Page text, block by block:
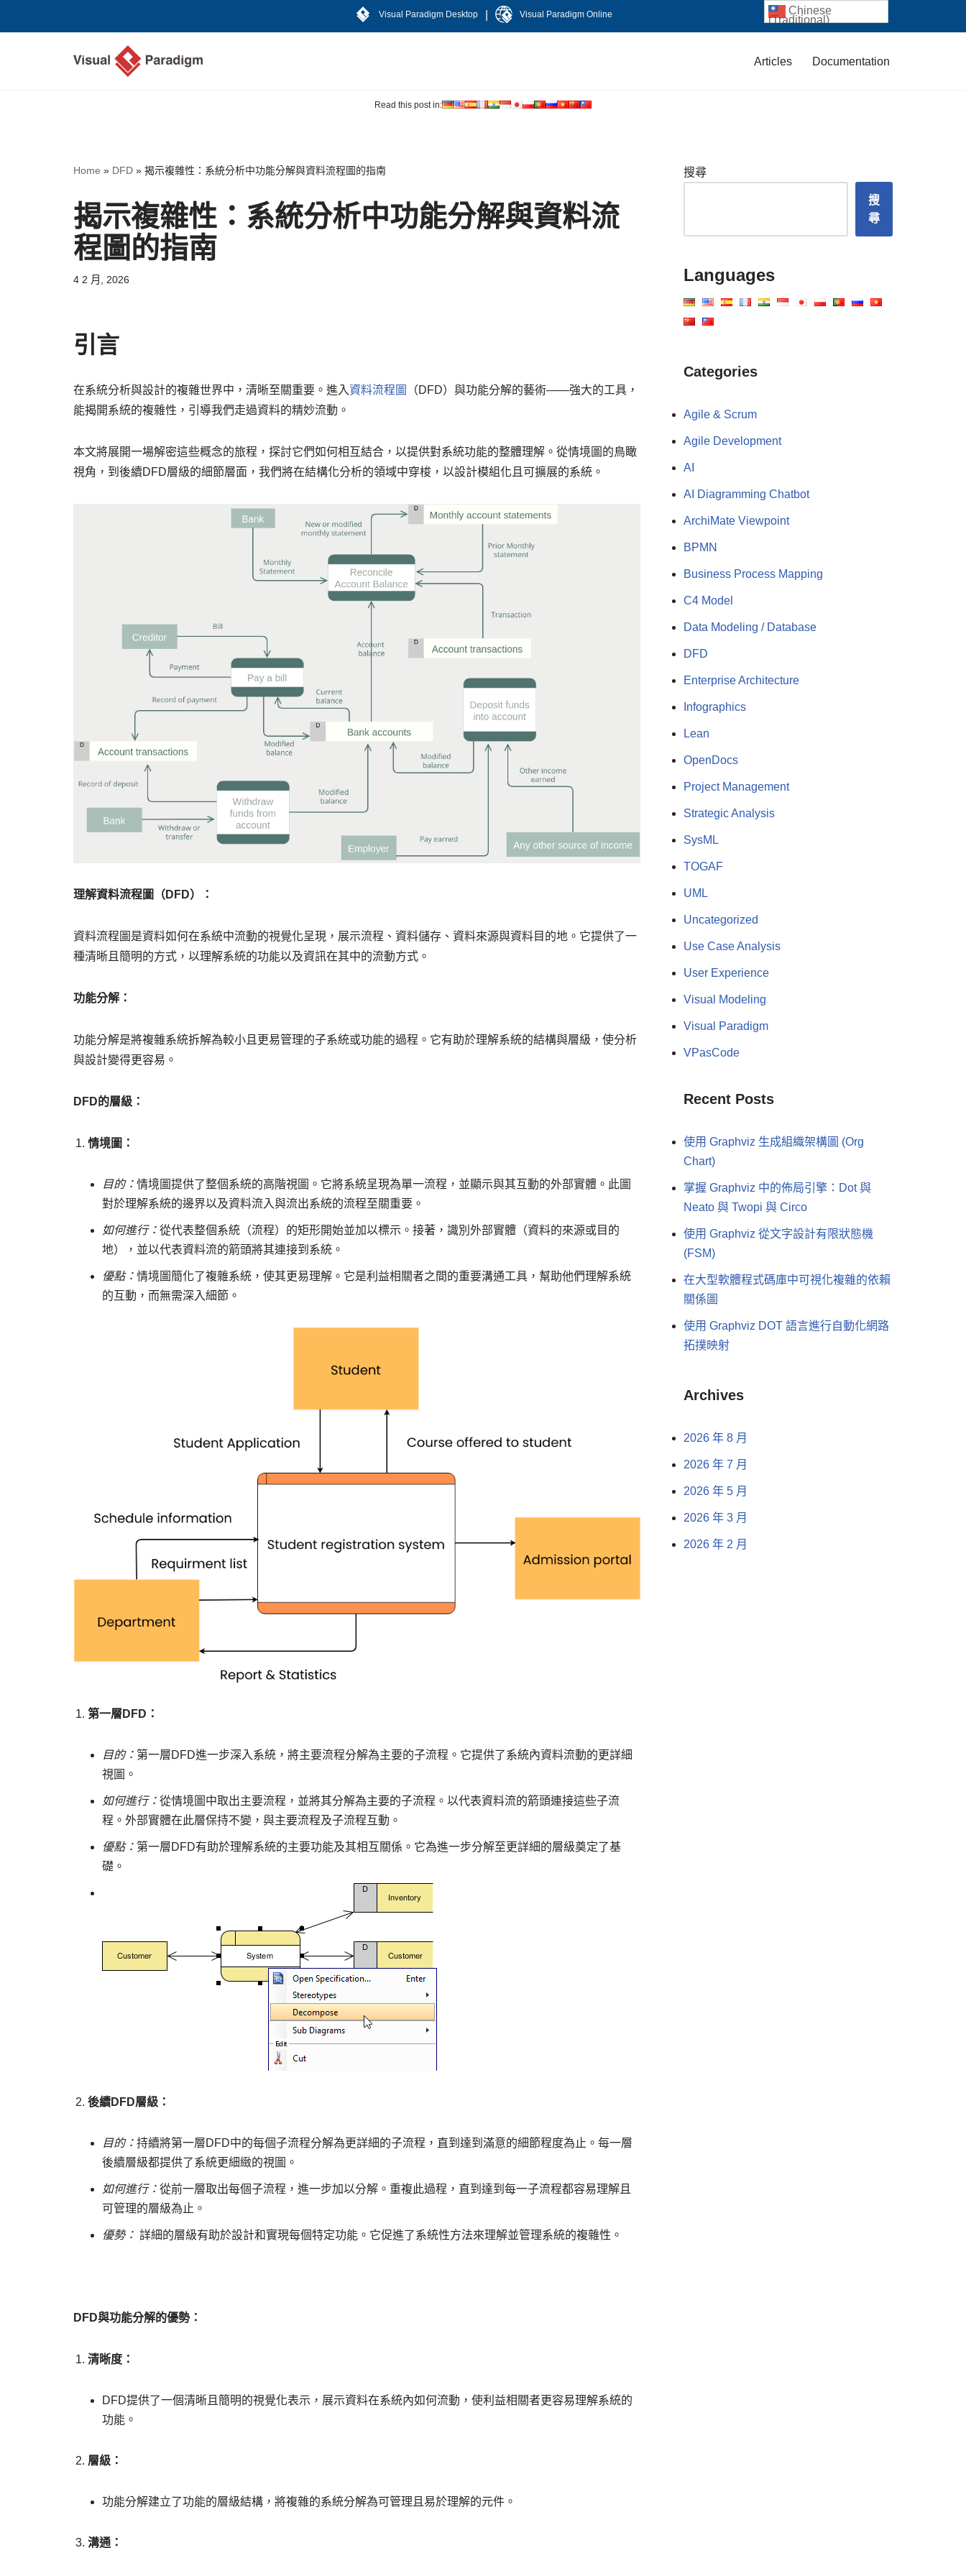
Visual Paradigm Desktop Visual Paradigm Online
Articles Documentation
Read this post in:
Home » DFD » 揭示複雜性：系統分析中功能分解與資料流程圖的指南
揭示複雜性：系統分析中功能分解與資料流
程圖的指南
4 2 月, 2026
引言
在系統分析與設計的複雜世界中，清晰至關重要。進入資料流程圖
（DFD）與功能分解的藝術——強大的工具，
能揭開系統的複雜性，引導我們走過資料的精妙流動。
本文將展開一場解密這些概念的旅程，探討它們如何相互結合，以提供對系統功能的整體理解。從情境圖的鳥瞰
視角，到後續DFD層級的細節層面，我們將在結構化分析的領域中穿梭，以設計模組化且可擴展的系統。
理解資料流程圖（DFD）：
資料流程圖是資料如何在系統中流動的視覺化呈現，展示流程、資料儲存、資料來源與資料目的地。它提供了一
種清晰且簡明的方式，以理解系統的功能以及資訊在其中的流動方式。
功能分解：
功能分解是將複雜系統拆解為較小且更易管理的子系統或功能的過程。它有助於理解系統的結構與層級，使分析
與設計變得更容易。
DFD的層級：
情境圖：
目的： 情境圖提供了整個系統的高階視圖。它將系統呈現為單一流程，並顯示與其互動的外部實體。此圖
對於理解系統的邊界以及資料流入與流出系統的流程至關重要。
如何進行： 從代表整個系統（流程）的矩形開始並加以標示。接著，識別外部實體（資料的來源或目的
地），並以代表資料流的箭頭將其連接到系統。
優點： 情境圖簡化了複雜系統，使其更易理解。它是利益相關者之間的重要溝通工具，幫助他們理解系統
的互動，而無需深入細節。
第一層DFD：
目的： 第一層DFD進一步深入系統，將主要流程分解為主要的子流程。它提供了系統內資料流動的更詳細
視圖。
如何進行： 從情境圖中取出主要流程，並將其分解為主要的子流程。以代表資料流的箭頭連接這些子流
程。外部實體在此層保持不變，與主要流程及子流程互動。
優點： 第一層DFD有助於理解系統的主要功能及其相互關係。它為進一步分解至更詳細的層級奠定了基
礎。
後續DFD層級：
目的： 持續將第一層DFD中的每個子流程分解為更詳細的子流程，直到達到滿意的細節程度為止。每一層
後續層級都提供了系統更細緻的視圖。
如何進行： 從前一層取出每個子流程，進一步加以分解。重複此過程，直到達到每一子流程都容易理解且
可管理的層級為止。
優勢： 詳細的層級有助於設計和實現每個特定功能。它促進了系統性方法來理解並管理系統的複雜性。
DFD與功能分解的優勢：
清晰度：
DFD提供了一個清晰且簡明的視覺化表示，展示資料在系統內如何流動，使利益相關者更容易理解系統的
功能。
層級：
功能分解建立了功能的層級結構，將複雜的系統分解為可管理且易於理解的元件。
溝通：
搜尋
搜
尋
Languages
Categories
Agile & Scrum
Agile Development
AI
AI Diagramming Chatbot
ArchiMate Viewpoint
BPMN
Business Process Mapping
C4 Model
Data Modeling / Database
DFD
Enterprise Architecture
Infographics
Lean
OpenDocs
Project Management
Strategic Analysis
SysML
TOGAF
UML
Uncategorized
Use Case Analysis
User Experience
Visual Modeling
Visual Paradigm
VPasCode
Recent Posts
使用 Graphviz 生成組織架構圖 (Org
Chart)
掌握 Graphviz 中的佈局引擎：Dot 與
Neato 與 Twopi 與 Circo
使用 Graphviz 從文字設計有限狀態機
(FSM)
在大型軟體程式碼庫中可視化複雜的依賴
關係圖
使用 Graphviz DOT 語言進行自動化網路
拓撲映射
Archives
2026 年 8 月
2026 年 7 月
2026 年 5 月
2026 年 3 月
2026 年 2 月
Chinese
(Traditional)